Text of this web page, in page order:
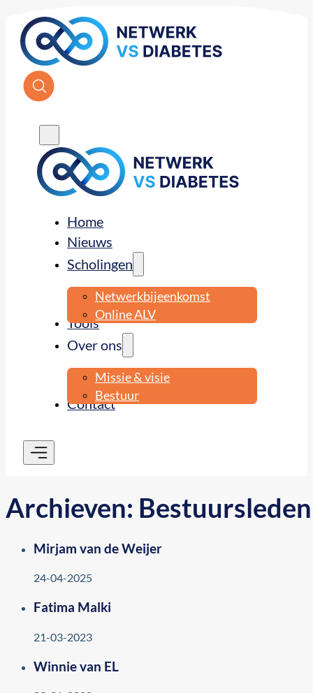
Home
Nieuws
Scholingen
Netwerkbijeenkomst
Online ALV
Tools
Over ons
Missie & visie
Bestuur
Contact
Archieven: Bestuursleden
Mirjam van de Weijer
24-04-2025
Fatima Malki
21-03-2023
Winnie van EL